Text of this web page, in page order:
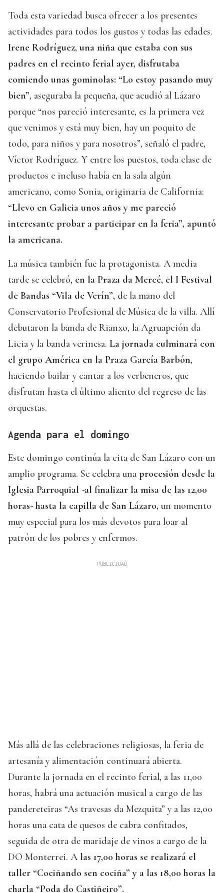
Toda esta variedad busca ofrecer a los presentes
actividades para todos los gustos y todas las edades.
Irene Rodríguez, una niña que estaba con sus
padres en el recinto ferial ayer, disfrutaba
comiendo unas gominolas: “Lo estoy pasando muy
bien”, aseguraba la pequeña, que acudió al Lázaro
porque “nos pareció interesante, es la primera vez
que venimos y está muy bien, hay un poquito de
todo, para niños y para nosotros”, señaló el padre,
Víctor Rodríguez. Y entre los puestos, toda clase de
productos e incluso había en la sala algún
americano, como Sonia, originaria de California:
“Llevo en Galicia unos años y me pareció
interesante probar a participar en la feria”, apuntó
la americana.
La música también fue la protagonista. A media
tarde se celebró, en la Praza da Mercé, el I Festival
de Bandas “Vila de Verín”, de la mano del
Conservatorio Profesional de Música de la villa. Allí
debutaron la banda de Rianxo, la Agruapción da
Licia y la banda verinesa. La jornada culminará con
el grupo América en la Praza García Barbón,
haciendo bailar y cantar a los verbeneros, que
disfrutan hasta el último aliento del regreso de las
orquestas.
Agenda para el domingo
Este domingo continúa la cita de San Lázaro con un
amplio programa. Se celebra una procesión desde la
Iglesia Parroquial -al finalizar la misa de las 12,00
horas- hasta la capilla de San Lázaro, un momento
muy especial para los más devotos para loar al
patrón de los pobres y enfermos.
Más allá de las celebraciones religiosas, la feria de
artesanía y alimentación continuará abierta.
Durante la jornada en el recinto ferial, a las 11,00
horas, habrá una actuación musical a cargo de las
pandereteiras “As travesas da Mezquita” y a las 12,00
horas una cata de quesos de cabra confitados,
seguida de otra de maridaje de vinos a cargo de la
DO Monterrei. A las 17,00 horas se realizará el
taller “Cociñando sen cociña” y a las 18,00 horas la
charla “Poda do Castiñeiro”.